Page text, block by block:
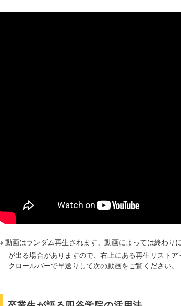
動画はランダム再生されます。動画によっては終わり
が出る場合がありますので、右上にある再生リストア
クロールバーで早送りして次の動画をご覧ください。